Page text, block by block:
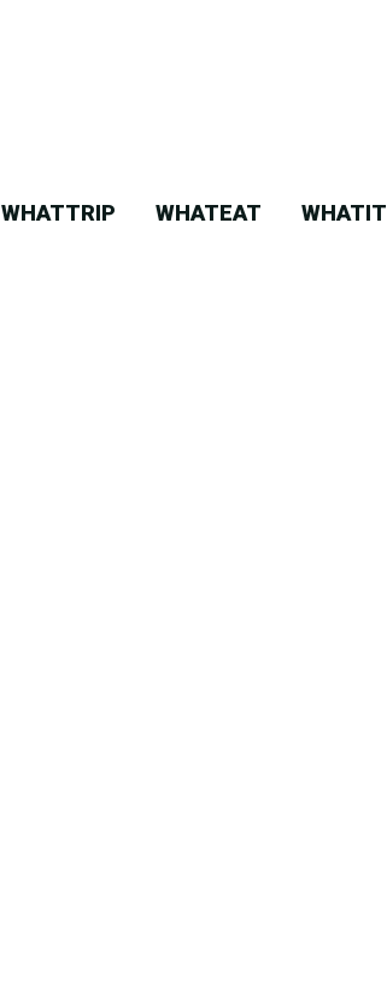
WHATTRIP WHATEAT WHATIT